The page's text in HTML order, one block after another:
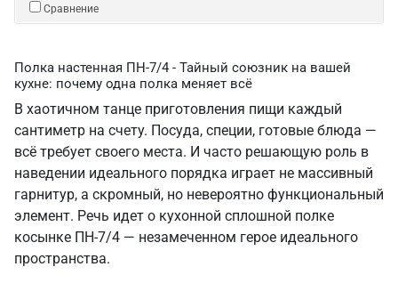
Сравнение
Полка настенная ПН-7/4 - Тайный союзник на вашей
кухне: почему одна полка меняет всё
В хаотичном танце приготовления пищи каждый
сантиметр на счету. Посуда, специи, готовые блюда —
всё требует своего места. И часто решающую роль в
наведении идеального порядка играет не массивный
гарнитур, а скромный, но невероятно функциональный
элемент. Речь идет о кухонной сплошной полке
косынке ПН-7/4 — незамеченном герое идеального
пространства.